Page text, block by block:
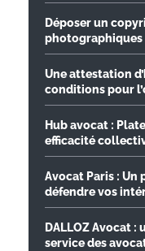
Déposer un
photographiques
Une attestation
conditions pour
Hub avocat :
efficacité
Avocat Paris : Un
défendre vos
DALLOZ Avocat
service des